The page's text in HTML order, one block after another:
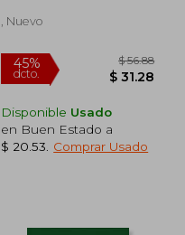
45%
dcto. $
, Nuevo
Disponible Usado
en Buen Estado a
$ 20.53
Comprar Usado